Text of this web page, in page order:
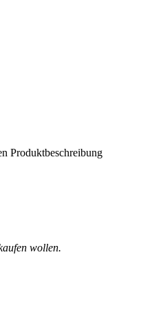
Produktbeschreibung
wollen.